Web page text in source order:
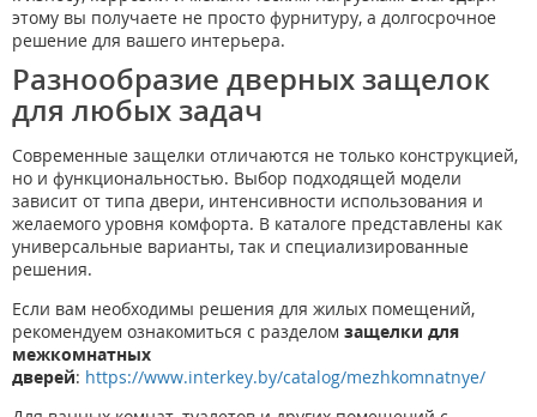
этому вы получаете не просто фурнитуру, а долгосрочное
решение для вашего интерьера.
Разнообразие дверных защелок
для любых задач
Современные защелки отличаются не только конструкцией,
но и функциональностью. Выбор подходящей модели
зависит от типа двери, интенсивности использования и
желаемого уровня комфорта. В каталоге представлены как
универсальные варианты, так и специализированные
решения.
Если вам необходимы решения для жилых помещений,
рекомендуем ознакомиться с разделом защелки для
межкомнатных
дверей: https://www.interkey.by/catalog/mezhkomnatnye/